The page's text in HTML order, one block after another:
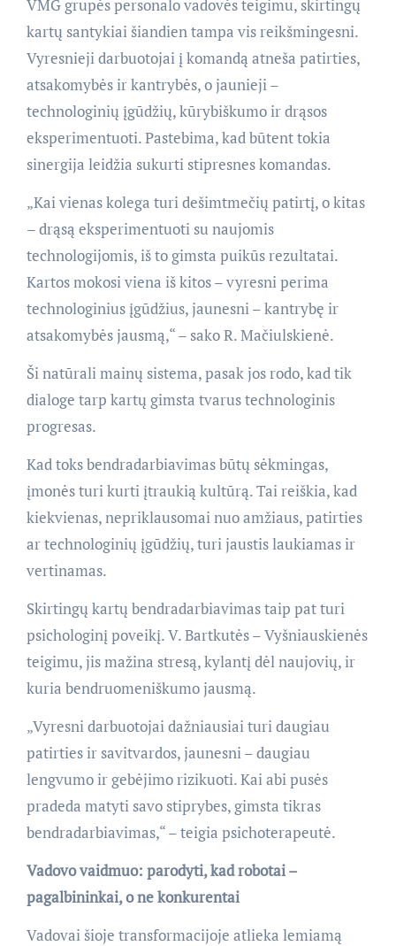
VMG grupės personalo vadovės teigimu, skirtingų
kartų santykiai šiandien tampa vis reikšmingesni.
Vyresnieji darbuotojai į komandą atneša patirties,
atsakomybės ir kantrybės, o jaunieji –
technologinių įgūdžių, kūrybiškumo ir drąsos
eksperimentuoti. Pastebima, kad būtent tokia
sinergija leidžia sukurti stipresnes komandas.
„Kai vienas kolega turi dešimtmečių patirtį, o kitas
– drąsą eksperimentuoti su naujomis
technologijomis, iš to gimsta puikūs rezultatai.
Kartos mokosi viena iš kitos – vyresni perima
technologinius įgūdžius, jaunesni – kantrybę ir
atsakomybės jausmą,“ – sako R. Mačiulskienė.
Ši natūrali mainų sistema, pasak jos rodo, kad tik
dialoge tarp kartų gimsta tvarus technologinis
progresas.
Kad toks bendradarbiavimas būtų sėkmingas,
įmonės turi kurti įtraukią kultūrą. Tai reiškia, kad
kiekvienas, nepriklausomai nuo amžiaus, patirties
ar technologinių įgūdžių, turi jaustis laukiamas ir
vertinamas.
Skirtingų kartų bendradarbiavimas taip pat turi
psichologinį poveikį. V. Bartkutės – Vyšniauskienės
teigimu, jis mažina stresą, kylantį dėl naujovių, ir
kuria bendruomeniškumo jausmą.
„Vyresni darbuotojai dažniausiai turi daugiau
patirties ir savitvardos, jaunesni – daugiau
lengvumo ir gebėjimo rizikuoti. Kai abi pusės
pradeda matyti savo stiprybes, gimsta tikras
bendradarbiavimas,“ – teigia psichoterapeutė.
Vadovo vaidmuo: parodyti, kad robotai –
pagalbininkai, o ne konkurentai
Vadovai šioje transformacijoje atlieka lemiamą